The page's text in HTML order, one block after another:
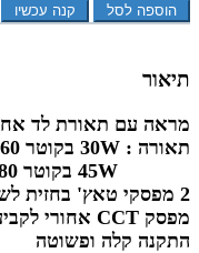
הוספה לסל קנה עכשיו
תיאור
מראה עם תאורת לד
תאורה : 30W בקוטר 60
2 מפסקי טאץ' בחזית לשליטה על התאורה ומפשיר האדים
מפסק CCT אחורי לקביעת גוון האור
התקנה קלה ופשוטה